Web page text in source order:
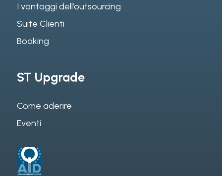
I vantaggi dell’outsourcing
Suite Clienti
Booking
ST Upgrade
Come aderire
Eventi